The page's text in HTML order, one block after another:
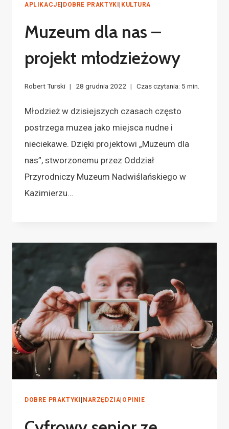
APLIKACJE| DOBRE PRAKTYKI| KULTURA
Muzeum dla nas –
projekt młodzieżowy
Robert Turski 28 grudnia 2022 Czas czytania: 5 min.
Młodzież w dzisiejszych czasach często
postrzega muzea jako miejsca nudne i
nieciekawe. Dzięki projektowi „Muzeum dla
nas”, stworzonemu przez Oddział
Przyrodniczy Muzeum Nadwiślańskiego w
Kazimierzu…
DOBRE PRAKTYKI NARZĘDZIA OPINIE